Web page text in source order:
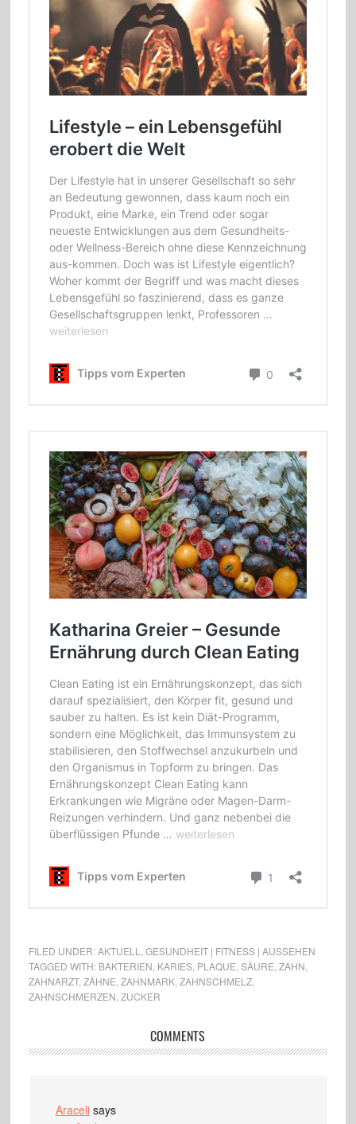
FILED UNDER:AKTUELL
GESUNDHEIT | FITNESS | AUSSEHEN
TAGGED WITH: BAKTERIEN KARIES, PLAQUE SÄURE ZAHN
ZAHNARZT, ZÄHNE ZAHNMARK, ZAHNSCHMELZ,
ZAHNSCHMERZEN ZUCKER
COMMENTS
Araceli says